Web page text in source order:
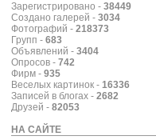
Зарегистрировано - 38449
Создано галерей - 3034
Фотографий - 218373
Групп - 683
Объявлений - 3404
Опросов - 742
Фирм - 935
Веселых картинок - 16336
Записей в блогах - 2682
Друзей - 82053
НА САЙТЕ